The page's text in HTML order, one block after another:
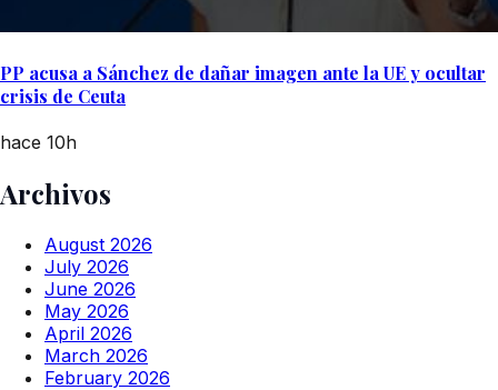
PP acusa a Sánchez de dañar imagen ante la UE y ocultar
crisis de Ceuta
hace 10h
Archivos
August 2026
July 2026
June 2026
May 2026
April 2026
March 2026
February 2026